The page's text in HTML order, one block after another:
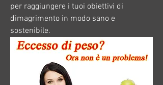
per raggiungere i tuoi obiettivi di
dimagrimento in modo sano e
sostenibile.